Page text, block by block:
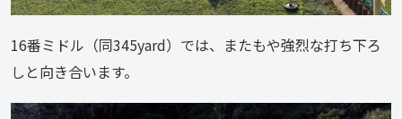
16番ミドル（同345yard）では、またもや強烈な打ち下ろ
しと向き合います。